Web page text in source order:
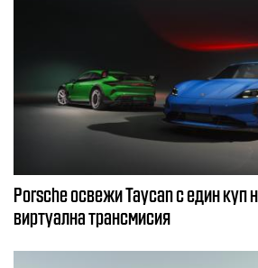
Porsche освежи Taycan с един куп
виртуална трансмисия